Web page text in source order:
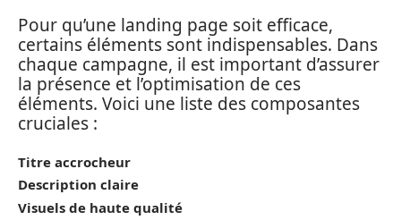
Pour qu’une landing page soit efficace,
certains éléments sont indispensables. Dans
chaque campagne, il est important d’assurer
la présence et l’optimisation de ces
éléments. Voici une liste des composantes
cruciales :
Titre accrocheur
Description claire
Visuels de haute qualité